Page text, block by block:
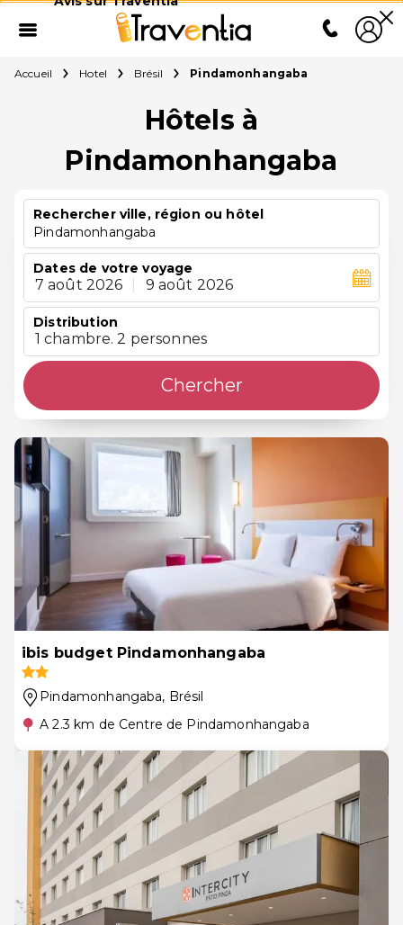
Accueil Hotel Brésil Pindamonhangaba
Hôtels à
Pindamonhangaba
Rechercher ville, région ou hôtel
Pindamonhangaba
Dates de votre voyage
7 août 2026 9 août 2026
Distribution
1 chambre. 2 personnes
Chercher
ibis budget Pindamonhangaba
Pindamonhangaba, Brésil
A 2.3 km de Centre de Pindamonhangaba